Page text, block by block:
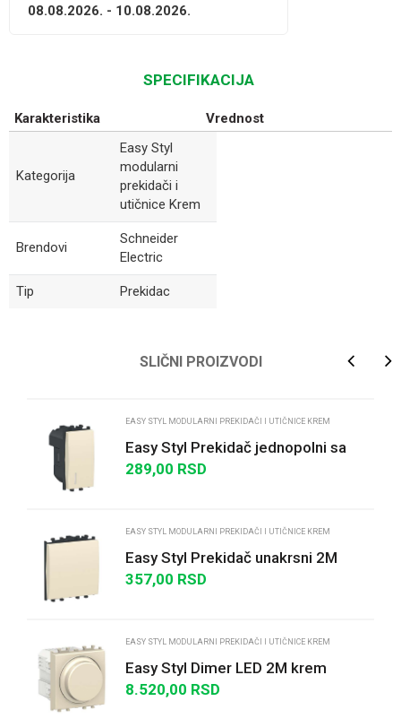
08.08.2026. - 10.08.2026.
SPECIFIKACIJA
Karakteristika Vrednost
Kategorija
Easy Styl
modularni
prekidači i
utičnice Krem
Brendovi
Schneider
Electric
Tip Prekidac
SLIČNI PROIZVODI
EASY STYL MODULARNI PREKIDAČI I UTIČNICE KREM
Easy Styl Prekidač jednopolni sa
indikatorskom lampicom 16A 1M
289,00 RSD
EASY STYL MODULARNI PREKIDAČI I UTIČNICE KREM
Easy Styl Prekidač unakrsni 2M
krem
357,00 RSD
EASY STYL MODULARNI PREKIDAČI I UTIČNICE KREM
Easy Styl Dimer LED 2M krem
8.520,00 RSD